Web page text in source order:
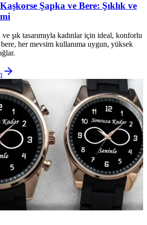
Şapka ve Bere: Şıklık ve
şık tasarımıyla kadınlar için ideal, konforlu
bere, her mevsim kullanıma uygun, yüksek